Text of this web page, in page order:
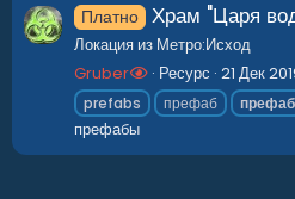
Платно Храм "Царя
Локация из Метро:Исход
Gruber
Ресурс 21 Дек
prefabs
префаб
префабы